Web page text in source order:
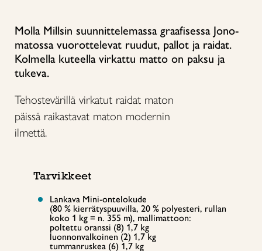
Molla Millsin suunnittelemassa graafisessa Jono-
matossa vuorottelevat ruudut, pallot ja raidat.
Kolmella kuteella virkattu matto on paksu ja
tukeva.
Tehostevärillä virkatut raidat maton
päissä raikastavat maton modernin
ilmettä.
Tarvikkeet
Lankava Mini-ontelokude
(80 % kierrätyspuuvilla, 20 % polyesteri, rullan
koko 1 kg = n. 355 m), mallimattoon:
poltettu oranssi (8) 1,7 kg
luonnonvalkoinen (2) 1,7 kg
tummanruskea (6) 1,7 kg